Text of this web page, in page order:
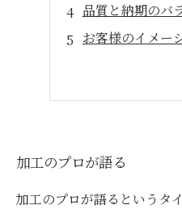
品質と納期のバ
お客様のイメー
加工のプロが語る
加工のプロが語るというタ